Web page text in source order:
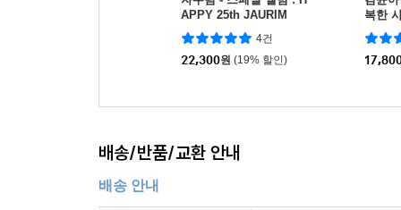
APPY 25th JAURIM
4건
22,300원 (19% 할인)
복한
브 2
배송/반품/교환 안내
배송 안내